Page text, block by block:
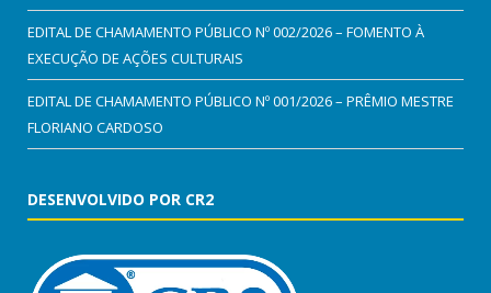
EDITAL DE CHAMAMENTO PÚBLICO Nº 002/2026 – FOMENTO À
EXECUÇÃO DE AÇÕES CULTURAIS
EDITAL DE CHAMAMENTO PÚBLICO Nº 001/2026 – PRÊMIO MESTRE
FLORIANO CARDOSO
DESENVOLVIDO POR CR2